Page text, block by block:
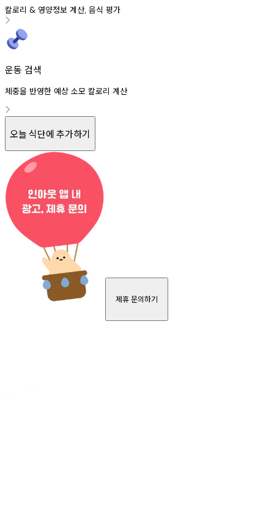
칼로리 & 영양정보 계산, 음식 평가
운동 검색
체중을 반영한 예상 소모 칼로리 계산
오늘 식단에 추가하기
제휴 문의하기